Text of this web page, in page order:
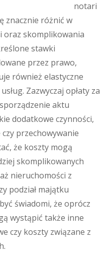
notari
znacznie różnić w
oraz skomplikowania
stawki
przez prawo,
również elastyczne
Zazwyczaj opłaty za
aktu
dodatkowe czynności,
przechowywanie
że koszty mogą
skomplikowanych
nieruchomości z
podział majątku
świadomi, że oprócz
wystąpić także inne
czy koszty związane z